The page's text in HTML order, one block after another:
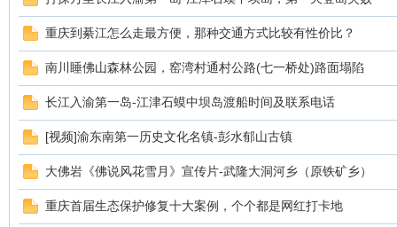
重庆到綦江怎么走最方便，那种交通方式比较有性价比？
南川睡佛山森林公园，窑湾村通村公路(七一桥处)路面塌陷
长江入渝第一岛-江津石蟆中坝岛渡船时间及联系电话
[视频]渝东南第一历史文化名镇-彭水郁山古镇
大佛岩《佛说风花雪月》宣传片-武隆大洞河乡（原铁矿乡）
重庆首届生态保护修复十大案例，个个都是网红打卡地